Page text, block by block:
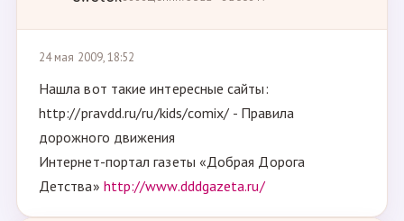
24 мая 2009, 18:52
Нашла вот такие интересные сайты:
http://pravdd.ru/ru/kids/comix/ - Правила
дорожного движения
Интернет-портал газеты «Добрая Дорога
Детства» http://www.dddgazeta.ru/